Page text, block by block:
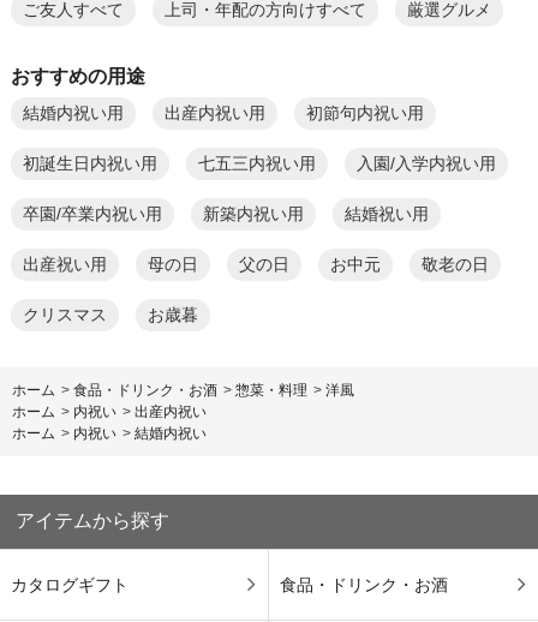
ご友人すべて 上司・年配の方向けすべて 厳選グルメ
おすすめの用途
結婚内祝い用 出産内祝い用 初節句内祝い用
初誕生日内祝い用 七五三内祝い用 入園/入学内祝い用
卒園/卒業内祝い用 新築内祝い用 結婚祝い用
出産祝い用 母の日 父の日 お中元 敬老の日
クリスマス お歳暮
ホーム > 食品・ドリンク・お酒 > 惣菜・料理 > 洋風
ホーム > 内祝い > 出産内祝い
ホーム > 内祝い > 結婚内祝い
アイテムから探す
カタログギフト 食品・ドリンク・お酒